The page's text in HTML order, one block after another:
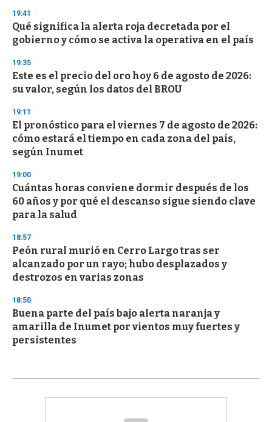
d
s
19:41
Qué significa la alerta roja decretada por el
gobierno y cómo se activa la operativa en el país
19:35
Este es el precio del oro hoy 6 de agosto de 2026:
su valor, según los datos del BROU
19:11
El pronóstico para el viernes 7 de agosto de 2026:
cómo estará el tiempo en cada zona del país,
según Inumet
19:00
Cuántas horas conviene dormir después de los
60 años y por qué el descanso sigue siendo clave
para la salud
18:57
Peón rural murió en Cerro Largo tras ser
alcanzado por un rayo; hubo desplazados y
destrozos en varias zonas
18:50
Buena parte del país bajo alerta naranja y
amarilla de Inumet por vientos muy fuertes y
persistentes